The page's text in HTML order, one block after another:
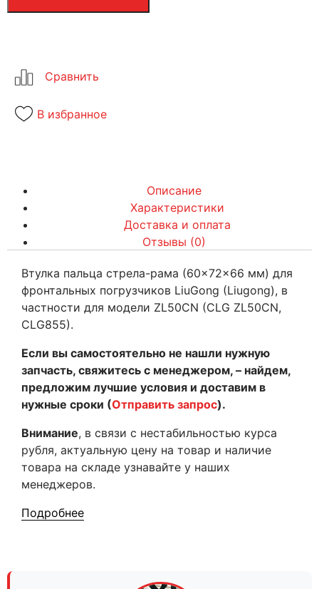
В избранное
Описание
Характеристики
Доставка и оплата
Отзывы (0)
Втулка пальца стрела-рама (60×72×66 мм) для
фронтальных погрузчиков LiuGong (Liugong), в
частности для модели ZL50CN (CLG ZL50CN,
CLG855).
Если вы самостоятельно не нашли нужную
запчасть, свяжитесь с менеджером, – найдем,
предложим лучшие условия и доставим в
нужные сроки (Отправить запрос).
Внимание, в связи с нестабильностью курса
рубля, актуальную цену на товар и наличие
товара на складе узнавайте у наших
менеджеров.
Подробнее